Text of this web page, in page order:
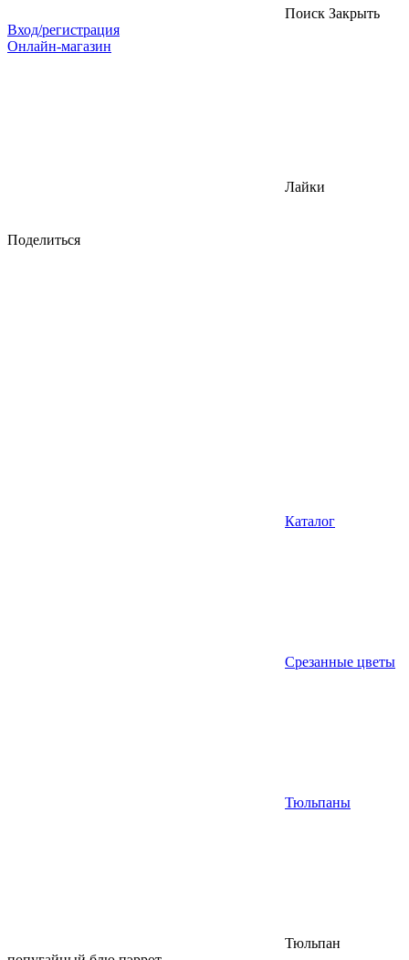
Поиск Закрыть
Вход/регистрация
Онлайн-магазин
Лайки
Поделиться
Каталог
Срезанные цветы
Тюльпаны
Тюльпан